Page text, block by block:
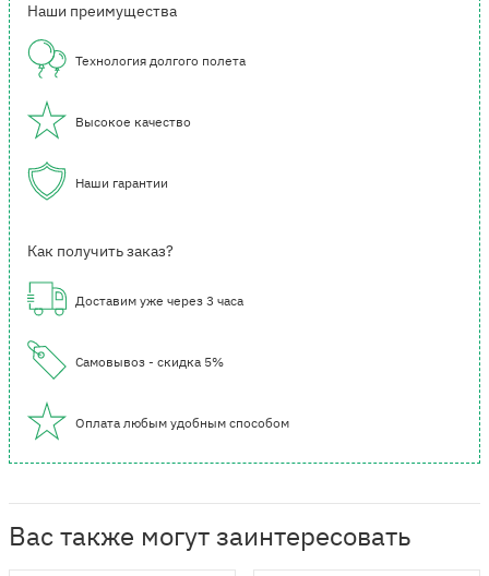
Наши преимущества
Технология долгого полета
Высокое качество
Наши гарантии
Как получить заказ?
Доставим уже через 3 часа
Самовывоз - скидка 5%
Оплата любым удобным способом
Вас также могут заинтересовать